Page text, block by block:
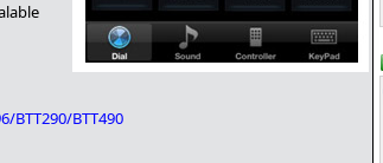
BTT290/BTT490